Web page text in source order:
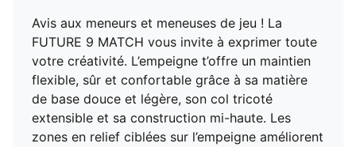
Avis aux meneurs et meneuses de jeu ! La
FUTURE 9 MATCH vous invite à exprimer toute
votre créativité. L’empeigne t’offre un maintien
flexible, sûr et confortable grâce à sa matière
de base douce et légère, son col tricoté
extensible et sa construction mi-haute. Les
zones en relief ciblées sur l’empeigne améliorent